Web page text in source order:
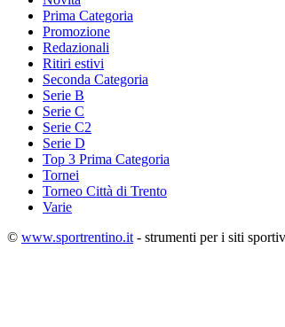
Prima Categoria
Promozione
Redazionali
Ritiri estivi
Seconda Categoria
Serie B
Serie C
Serie C2
Serie D
Top 3 Prima Categoria
Tornei
Torneo Città di Trento
Varie
© www.sportrentino.it - strumenti per i siti